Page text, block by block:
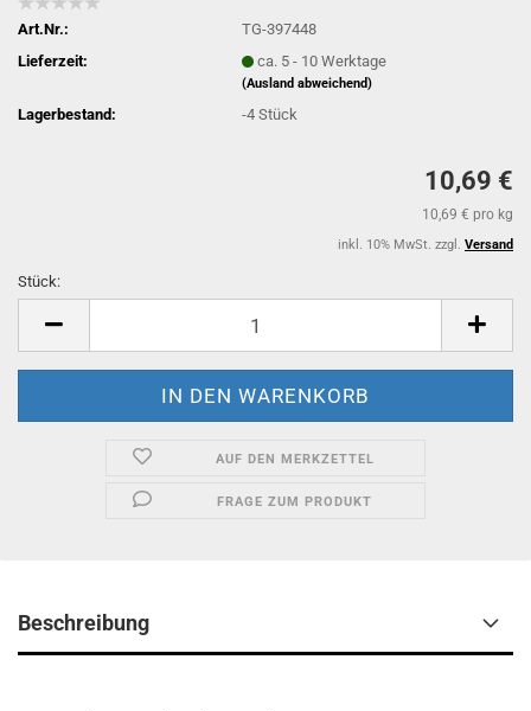
Art.Nr.:
TG-397448
Lieferzeit:
ca. 5 - 10 Werktage
(Ausland abweichend)
Lagerbestand: -4Stück
10,69 €
10,69 € pro kg
inkl. 10% MwSt. zzgl. Versand
Stück:
AUF DEN MERKZETTEL
FRAGE ZUM PRODUKT
Beschreibung